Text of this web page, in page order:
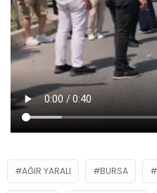
AĞIR YARALI BURSA